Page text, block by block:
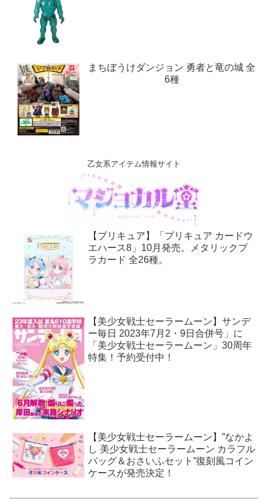
まちぼうけダンジョン 勇者と竜の城 全
6種
乙女系アイテム情報サイト
【プリキュア】「プリキュア カードウ
エハース8」10月発売。メタリックプ
ラカード 全26種。
【美少女戦士セーラームーン】サンデ
ー毎日 2023年7月2・9日合併号」に
「美少女戦士セーラームーン」30周年
特集！予約受付中！
【美少女戦士セーラームーン】”なかよ
し 美少女戦士セーラームーン カラフル
バッグ＆おさいふセット”復刻風コイン
ケースが発売決定！